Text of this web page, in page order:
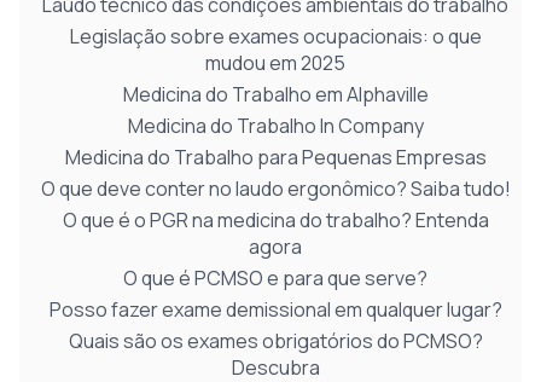
Legislação sobre exames ocupacionais: o que
mudou em 2025
Medicina do Trabalho em Alphaville
Medicina do Trabalho In Company
Medicina do Trabalho para Pequenas Empresas
O que deve conter no laudo ergonômico? Saiba tudo!
O que é o PGR na medicina do trabalho? Entenda
agora
O que é PCMSO e para que serve?
Posso fazer exame demissional em qualquer lugar?
Quais são os exames obrigatórios do PCMSO?
Descubra